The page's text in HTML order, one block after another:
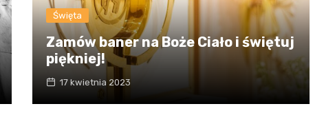
Święta
Zamów baner na Boże Ciało i świętuj
piękniej!
17 kwietnia 2023